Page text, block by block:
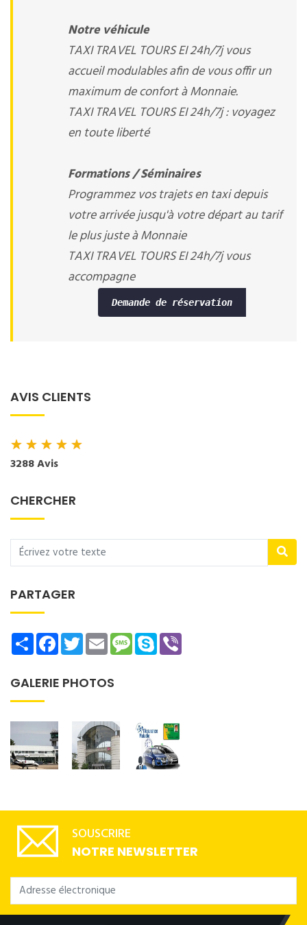
Notre véhicule
TAXI TRAVEL TOURS EI 24h/7j vous
accueil modulables afin de vous offir un
maximum de confort à Monnaie.
TAXI TRAVEL TOURS EI 24h/7j : voyagez
en toute liberté
Formations / Séminaires
Programmez vos trajets en taxi depuis
votre arrivée jusqu'à votre départ au tarif
le plus juste à Monnaie
TAXI TRAVEL TOURS EI 24h/7j vous
accompagne
Demande de réservation
AVIS CLIENTS
★★★★★
3288 Avis
CHERCHER
PARTAGER
ShareFacebookTwitterEmailMessage
Skype
GALERIE PHOTOS
SOUSCRIRE
NOTRE NEWSLETTER